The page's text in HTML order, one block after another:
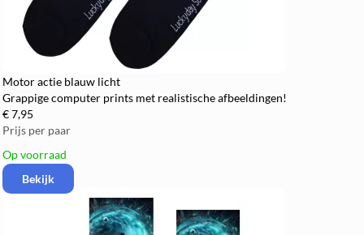
Motor actie blauw licht
Grappige computer prints met realistische afbeeldingen!
€ 7,95
Prijs per paar
Op voorraad
Bekijk